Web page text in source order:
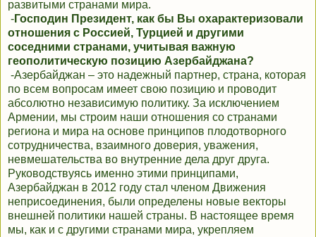
развитыми странами мира.
-Господин Президент, как бы Вы охарактеризовали
отношения с Россией, Турцией и другими
соседними странами, учитывая важную
геополитическую позицию Азербайджана?
-Азербайджан – это надежный партнер, страна, которая
по всем вопросам имеет свою позицию и проводит
абсолютно независимую политику. За исключением
Армении, мы строим наши отношения со странами
региона и мира на основе принципов плодотворного
сотрудничества, взаимного доверия, уважения,
невмешательства во внутренние дела друг друга.
Руководствуясь именно этими принципами,
Азербайджан в 2012 году стал членом Движения
неприсоединения, были определены новые векторы
внешней политики нашей страны. В настоящее время
мы, как и с другими странами мира, укрепляем